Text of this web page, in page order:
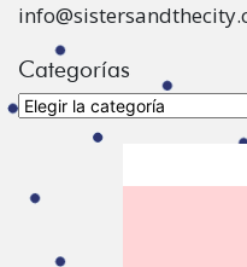
Categorías
Categorías